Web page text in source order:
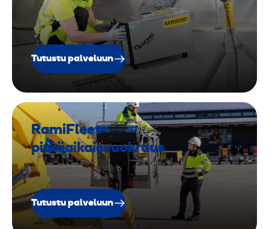
Tutustu palveluun
RamiFleet-
pitkäaikaisvuokraus
Tutustu palveluun